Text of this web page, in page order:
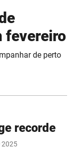
fevereiro
de perto
recorde
2025